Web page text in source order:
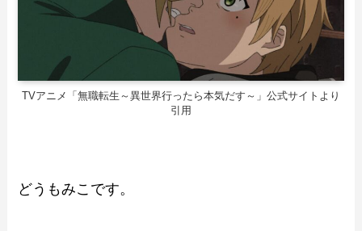
TVアニメ「無職転生～異世界行ったら本気だす～」公式サイトより
引用
どうもみこです。